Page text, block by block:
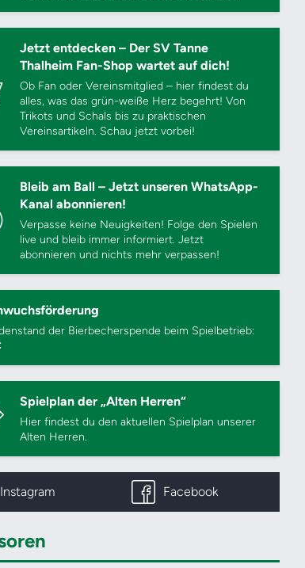
Jetzt entdecken – Der SV Tanne
Thalheim Fan-Shop wartet auf dich!
Ob Fan oder Vereinsmitglied – hier findest du
alles, was das grün-weiße Herz begehrt! Von
Trikots und Schals bis zu praktischen
Vereinsartikeln. Schau jetzt vorbei!
Bleib am Ball – Jetzt unseren WhatsApp-
Kanal abonnieren!
Verpasse keine Neuigkeiten! Folge den Spielen
live und bleib immer informiert. Jetzt
abonnieren und nichts mehr verpassen!
der Bierbecherspende beim Spielbetrieb:
Spielplan der „Alten Herren“
Hier findest du den aktuellen Spielplan unserer
Alten Herren.
Instagram Facebook